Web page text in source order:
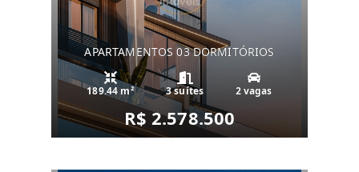
APARTAMENTOS 03 DORMITÓRIOS
189.44 m² 3 suítes 2 vagas
R$ 2.578.500